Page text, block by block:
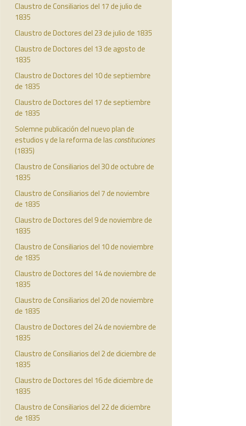
Claustro de Consiliarios del 17 de julio de
1835
Claustro de Doctores del 23 de julio de 1835
Claustro de Doctores del 13 de agosto de
1835
Claustro de Doctores del 10 de septiembre
de 1835
Claustro de Doctores del 17 de septiembre
de 1835
Solemne publicación del nuevo plan de
estudios y de la reforma de las constituciones
(1835)
Claustro de Consiliarios del 30 de octubre de
1835
Claustro de Consiliarios del 7 de noviembre
de 1835
Claustro de Doctores del 9 de noviembre de
1835
Claustro de Consiliarios del 10 de noviembre
de 1835
Claustro de Doctores del 14 de noviembre de
1835
Claustro de Consiliarios del 20 de noviembre
de 1835
Claustro de Doctores del 24 de noviembre de
1835
Claustro de Consiliarios del 2 de diciembre de
1835
Claustro de Doctores del 16 de diciembre de
1835
Claustro de Consiliarios del 22 de diciembre
de 1835